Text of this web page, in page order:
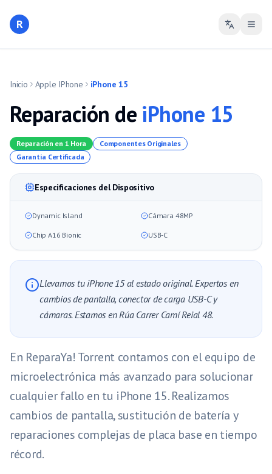
R
Inicio Apple IPhone iPhone 15
Reparación de iPhone 15
Reparación en 1 Hora
Componentes Originales
Garantía Certificada
Especificaciones del Dispositivo
Dynamic Island Cámara 48MP
Chip A16 Bionic USB-C
Llevamos tu iPhone 15 al estado original. Expertos en
cambios de pantalla, conector de carga USB-C y
cámaras. Estamos en Rúa Carrer Camí Reial 48.
En ReparaYa! Torrent contamos con el equipo de
microelectrónica más avanzado para solucionar
cualquier fallo en tu iPhone 15. Realizamos
cambios de pantalla, sustitución de batería y
reparaciones complejas de placa base en tiempo
récord.